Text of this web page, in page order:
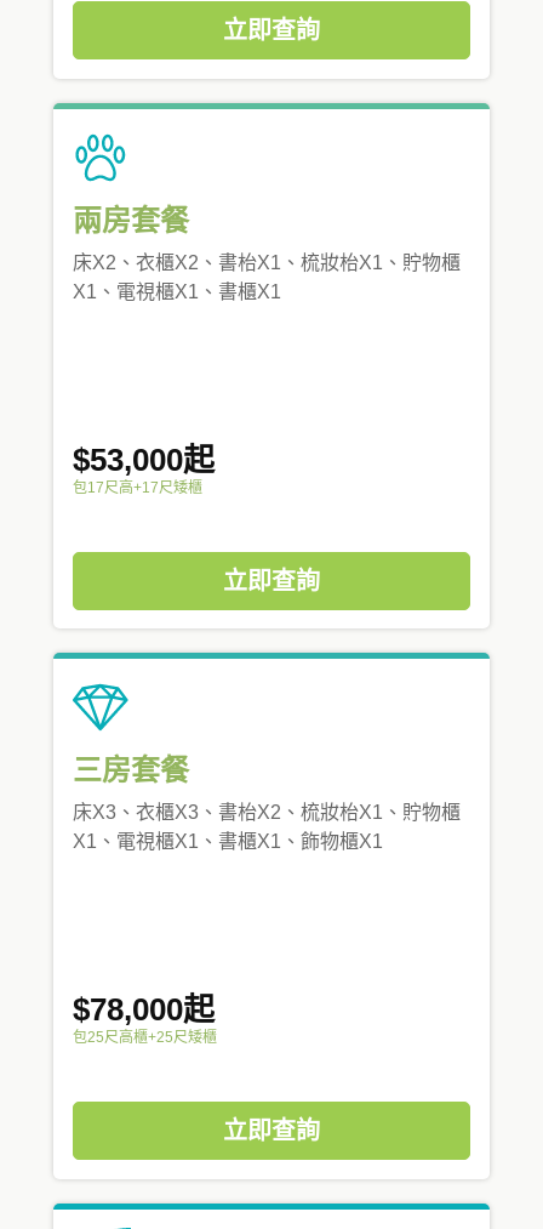
立即查詢
兩房套餐
床X2、衣櫃X2、書枱X1、梳妝枱X1、貯物櫃
X1、電視櫃X1、書櫃X1
$53,000起
包17尺高+17尺矮櫃
立即查詢
三房套餐
床X3、衣櫃X3、書枱X2、梳妝枱X1、貯物櫃
X1、電視櫃X1、書櫃X1、飾物櫃X1
$78,000起
包25尺高櫃+25尺矮櫃
立即查詢